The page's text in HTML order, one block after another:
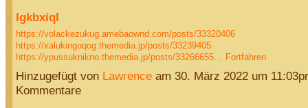
lgkbxiql
https://volackezukug.amebaownd.com/posts/33320406
https://xalukingoqog.themedia.jp/posts/33239405
https://ypussuknikno.themedia.jp/posts/33266655… Fortfahren
Hinzugefügt von Lawrenceam 30. März 2022 um
Kommentare